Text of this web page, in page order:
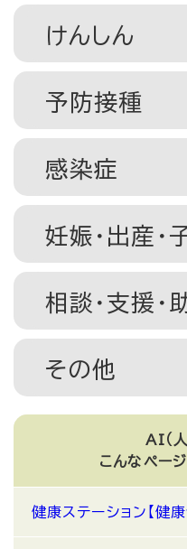
けんしん
予防接種
感染症
妊娠・出産・
相談・支援・
その他
AI（
こんなペー
健康ステーション【健